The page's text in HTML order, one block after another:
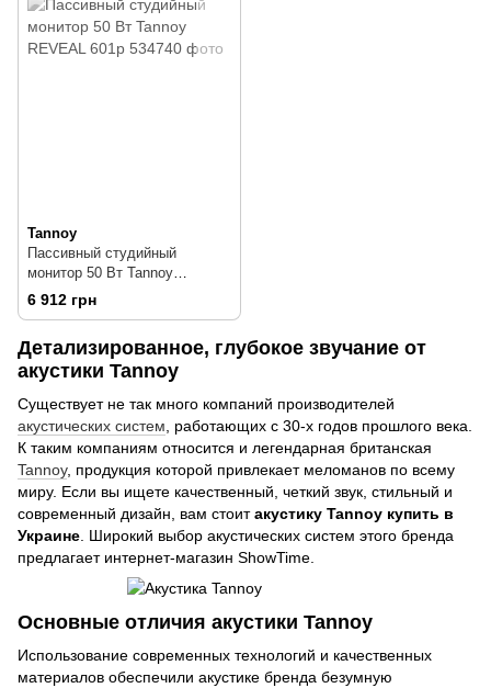
Tannoy
Пассивный студийный
монитор 50 Вт Tannoy
REVEAL 601p
6 912 грн
Детализированное, глубокое звучание от
акустики Tannoy
Существует не так много компаний производителей
акустических систем , работающих с 30-х годов прошлого века.
К таким компаниям относится и легендарная британская
Tannoy, продукция которой привлекает меломанов по всему
миру. Если вы ищете качественный, четкий звук, стильный и
современный дизайн, вам стоитакустику Tannoy купить в
Украине . Широкий выбор акустических систем этого бренда
предлагает интернет-магазин ShowTime.
Основные отличия акустики Tannoy
Использование современных технологий и качественных
материалов обеспечили акустике бренда безумную